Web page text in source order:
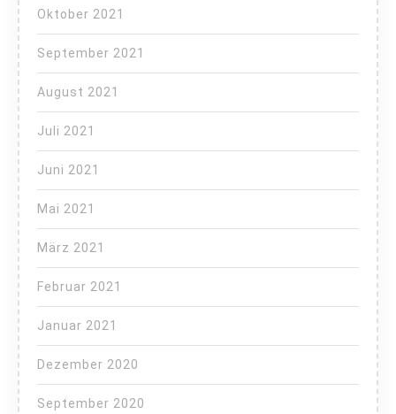
Oktober 2021
September 2021
August 2021
Juli 2021
Juni 2021
Mai 2021
März 2021
Februar 2021
Januar 2021
Dezember 2020
September 2020